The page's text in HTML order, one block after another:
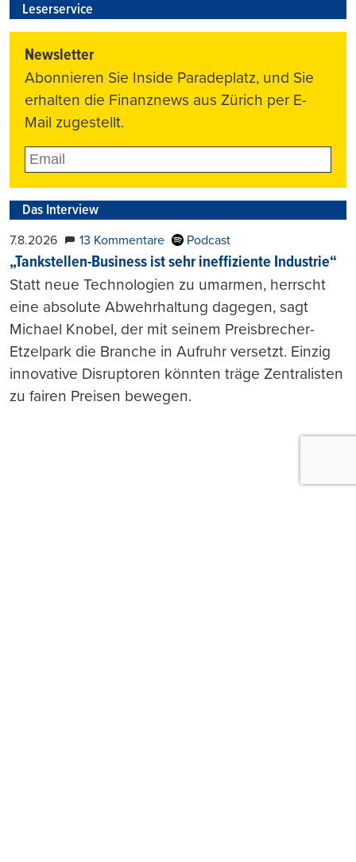
Leserservice
Newsletter
Abonnieren Sie Inside Paradeplatz, und Sie
erhalten die Finanznews aus Zürich per E-
Mail zugestellt.
Das Interview
7.8.2026 13 Kommentare Podcast
„Tankstellen-Business ist sehr ineffiziente Industrie“
Statt neue Technologien zu umarmen, herrscht
eine absolute Abwehrhaltung dagegen, sagt
Michael Knobel, der mit seinem Preisbrecher-
Etzelpark die Branche in Aufruhr versetzt. Einzig
innovative Disruptoren könnten träge Zentralisten
zu fairen Preisen bewegen.